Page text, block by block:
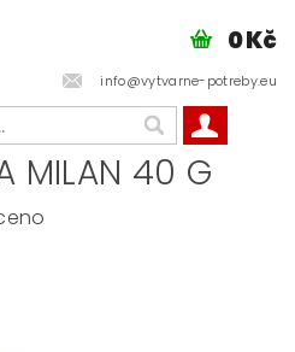
info@vytvarne-potreby.eu
0 Kč
MILAN 40 G